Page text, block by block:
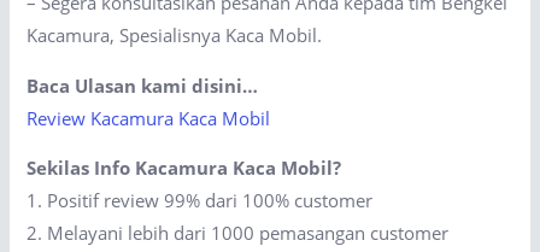
Kacamura, Spesialisnya Kaca Mobil.
Baca Ulasan kami disini…
Review Kacamura Kaca Mobil
Sekilas Info Kacamura Kaca Mobil?
1. Positif review 99% dari 100% customer
2. Melayani lebih dari 1000 pemasangan customer